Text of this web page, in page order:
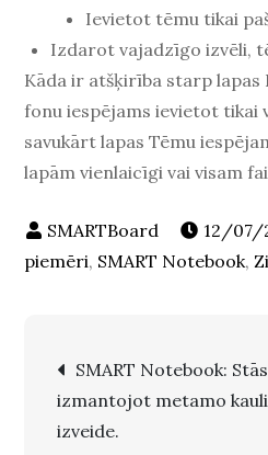
Ievietot tēmu tikai
Izdarot vajadzīgo izvēli,
Kāda ir atšķirība starp lapas
fonu iespējams ievietot tikai
savukārt lapas Tēmu
lapām vienlaicīgi vai visam
12/07/
piemēri, SMART Notebook,
Post
SMART Notebook:
izmantojot metamo
izveide.